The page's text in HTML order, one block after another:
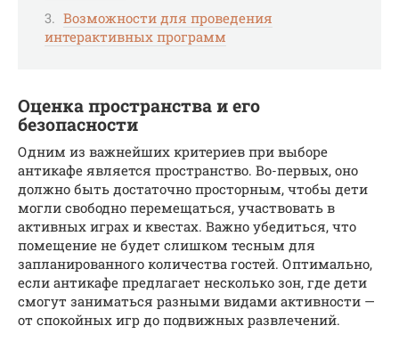
Возможности для проведения
интерактивных программ
Оценка пространства и его
безопасности
Одним из важнейших критериев при выборе
антикафе является пространство. Во-первых, оно
должно быть достаточно просторным, чтобы дети
могли свободно перемещаться, участвовать в
активных играх и квестах. Важно убедиться, что
помещение не будет слишком тесным для
запланированного количества гостей. Оптимально,
если антикафе предлагает несколько зон, где дети
смогут заниматься разными видами активности —
от спокойных игр до подвижных развлечений.